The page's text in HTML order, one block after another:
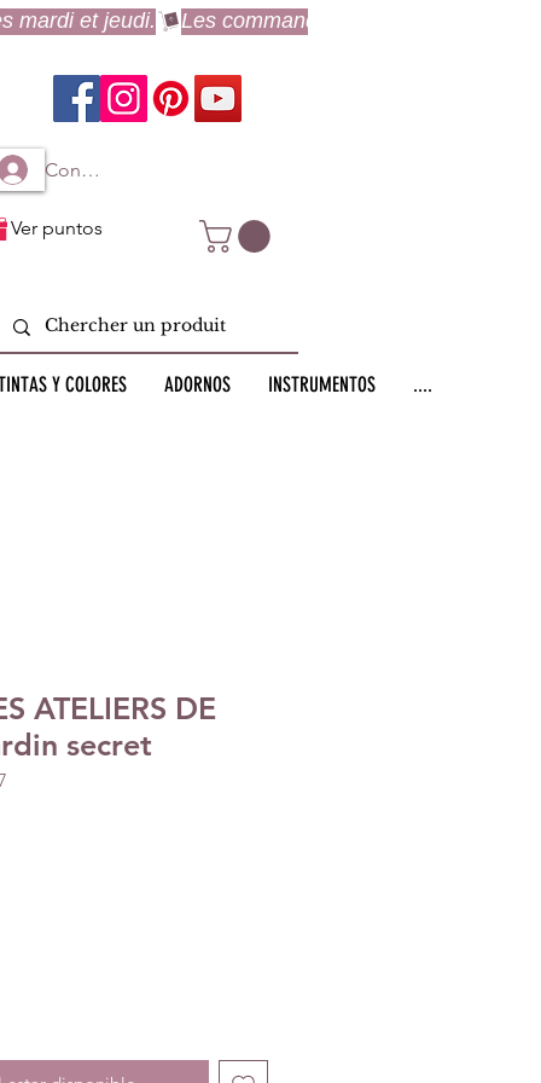
Connexion à mon compte
Ver puntos
Y COLORES ADORNOS INSTRUMENTOS ....
ATELIERS DE
secret